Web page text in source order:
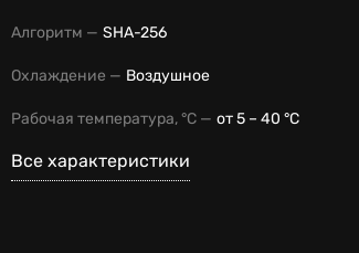
Алгоритм — SHA-256
Охлаждение — Воздушное
Рабочая температура, °С — от 5 – 40 °С
Все характеристики